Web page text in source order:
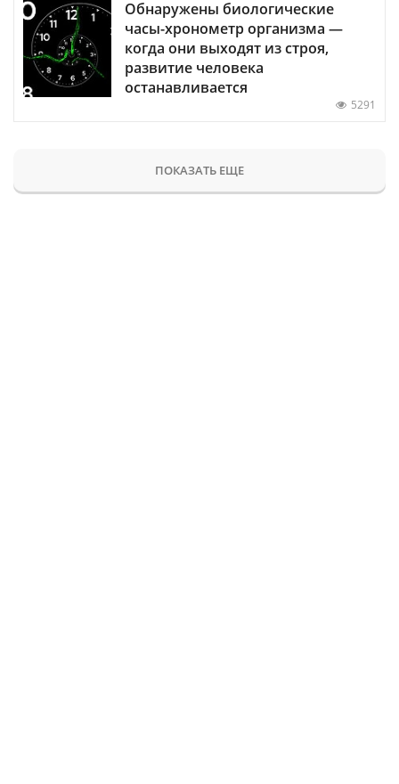
Обнаружены биологические
часы-хронометр организма —
когда они выходят из строя,
развитие человека
останавливается
5291
ПОКАЗАТЬ ЕЩЕ